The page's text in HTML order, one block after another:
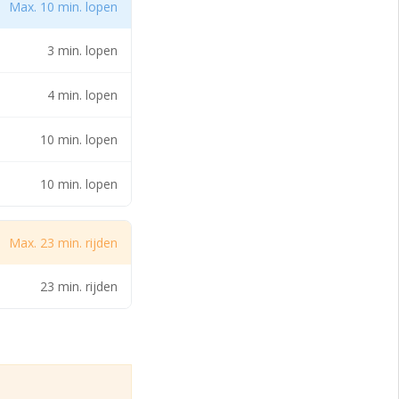
de maand
gegevens
m2 50,- euro
alle
bedragen dan de
jaarlijks
geen
Max. 10 min. lopen
3 min. lopen
4 min. lopen
10 min. lopen
10 min. lopen
Max. 23 min. rijden
23 min. rijden